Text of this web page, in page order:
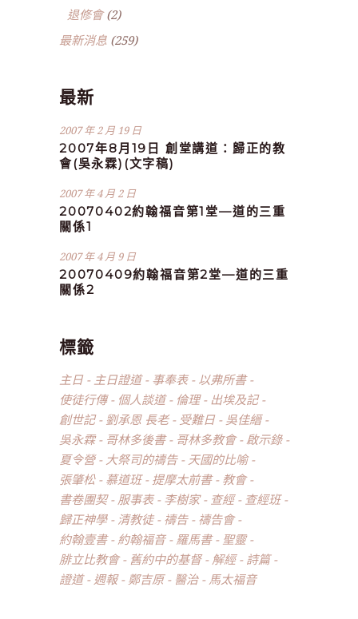
退修會(2)
最新消息 (259)
最新
2007 年 2 月 19 日
2007年8月19日 創堂講道：歸正的教
會(吳永霖)(文字稿)
2007 年 4 月 2 日
20070402約翰福音第1堂—道的三重
關係1
2007 年 4 月 9 日
20070409約翰福音第2堂—道的三重
關係2
標籤
主日 主日證道 事奉表
以弗所書
使徒行傳
個人談道 倫理
出埃及記
創世記
劉承恩 長老 受難日
吳佳縉
吳永霖
哥林多後書 哥林多教會
啟示錄
夏令營
大祭司的禱告
天國的比喻
張肇松
慕道班 提摩太前書
教會
書卷團契
服事表 李樹家 查經
查經班
歸正神學
清教徒 禱告
禱告會
約翰壹書
約翰福音 羅馬書
聖靈
腓立比教會
舊約中的基督 解經
詩篇
證道
週報 鄭吉原 醫治 馬太福音